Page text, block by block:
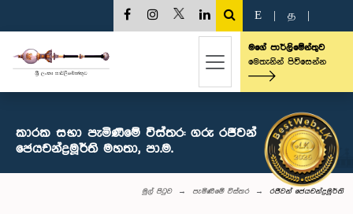
E த
මගේ පාර්ලිමේන්තුව
මෙතැනින් පිවිසෙන්න
කාරක සභා පැමිණීමේ විස්තර: ගරු රජීවන්
ජෙයචන්ද්‍රමූර්ති මහතා, පා.ම.
මුල් පිටුව පැමිණීමේ විස්තර රජීවන් ජෙයචන්ද්‍රමූර්ති